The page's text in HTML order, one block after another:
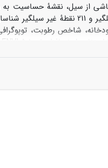
از سیل، نقشۀ حساسیت
های سیل‌گیر